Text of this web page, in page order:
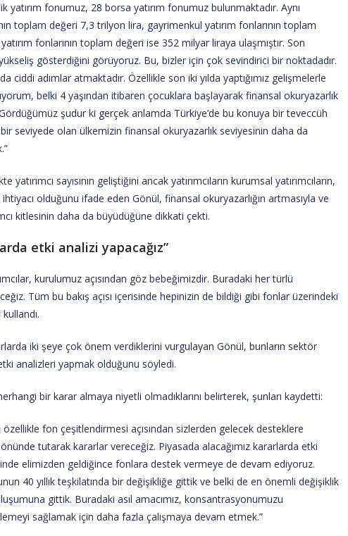
yatırım fonumuz, 28 borsa yatırım fonumuz bulunmaktadır. Aynı
toplam değeri 7,3 trilyon lira, gayrimenkul yatırım fonlarının toplam
fonlarının toplam değeri ise 352 milyar liraya ulaşmıştır. Son
gösterdiğini görüyoruz. Bu, bizler için çok sevindirici bir noktadadır.
ciddi adımlar atmaktadır. Özellikle son iki yılda yaptığımız gelişmelerle
belki 4 yaşından itibaren çocuklara başlayarak finansal okuryazarlık
şudur ki gerçek anlamda Türkiye’de bu konuya bir teveccüh
seviyede olan ülkemizin finansal okuryazarlık seviyesinin daha da
sayısının geliştiğini ancak yatırımcıların kurumsal yatırımcıların,
olduğunu ifade eden Gönül, finansal okuryazarlığın artmasıyla ve
kitlesinin daha da büyüdüğüne dikkati çekti.
etki analizi yapacağız”
kurulumuz açısından göz bebeğimizdir. Buradaki her türlü
Tüm bu bakış açısı içerisinde hepinizin de bildiği gibi fonlar üzerindeki
iki şeye çok önem verdiklerini vurgulayan Gönül, bunların sektör
analizleri yapmak olduğunu söyledi.
bir karar almaya niyetli olmadıklarını belirterek, şunları kaydetti:
fon çeşitlendirmesi açısından sizlerden gelecek desteklere
tutarak kararlar vereceğiz. Piyasada alacağımız kararlarda etki
elimizden geldiğince fonlara destek vermeye de devam ediyoruz.
40 yıllık teşkilatında bir değişikliğe gittik ve belki de en önemli değişiklik
gittik. Buradaki asıl amacımız, konsantrasyonumuzu
sağlamak için daha fazla çalışmaya devam etmek.”